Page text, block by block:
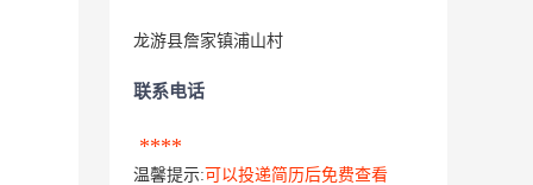
龙游县詹家镇浦山村
联系电话
****
温馨提示: 可以投递简历后免费查看